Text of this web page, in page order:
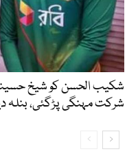
شکیب الحسن کو شیخ
شرکت مہنگی پڑگئی، بنلہ